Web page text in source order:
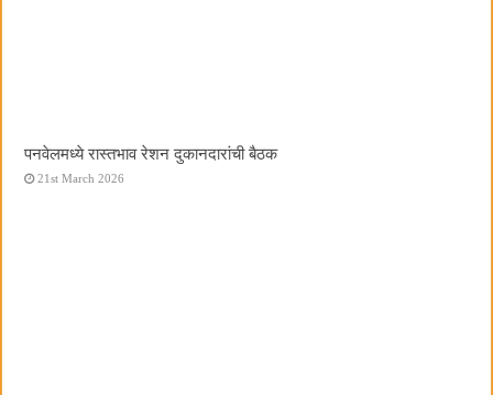
पनवेलमध्ये रास्तभाव रेशन दुकानदारांची बैठक
21st March 2026